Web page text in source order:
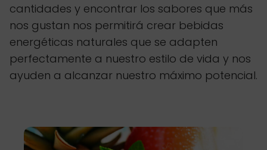
cantidades y encontrar los sabores que más
nos gustan nos permitirá crear bebidas
energéticas naturales que se adapten
perfectamente a nuestro estilo de vida y nos
ayuden a alcanzar nuestro máximo potencial.